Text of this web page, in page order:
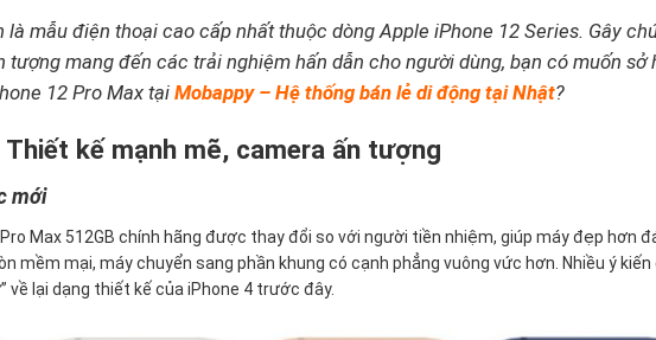
là mẫu điện thoại cao cấp nhất thuộc dòng Apple iPhone 12 Series. Gây
tượng mang đến các trải nghiệm hấn dẫn cho người dùng, bạn có muốn sở
12 Pro Max tạiMobappy – Hệ thống bán lẻ di động tại Nhật?
kế mạnh mẽ, camera ấn tượng
mới
Max 512GB chính hãng được thay đổi so với người tiền nhiệm, giúp máy đẹp hơn
mềm mại, máy chuyển sang phần khung có cạnh phẳng vuông vức hơn. Nhiều ý kiến
về lại dạng thiết kế của iPhone 4 trước đây.